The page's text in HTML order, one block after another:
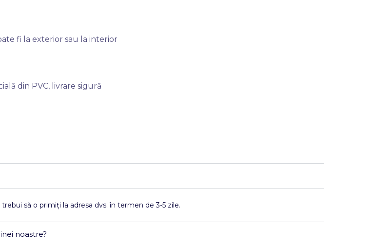
fi la exterior sau la interior
din PVC, livrare sigură
să o primiți la adresa dvs. în termen de 3-5 zile.
noastre?